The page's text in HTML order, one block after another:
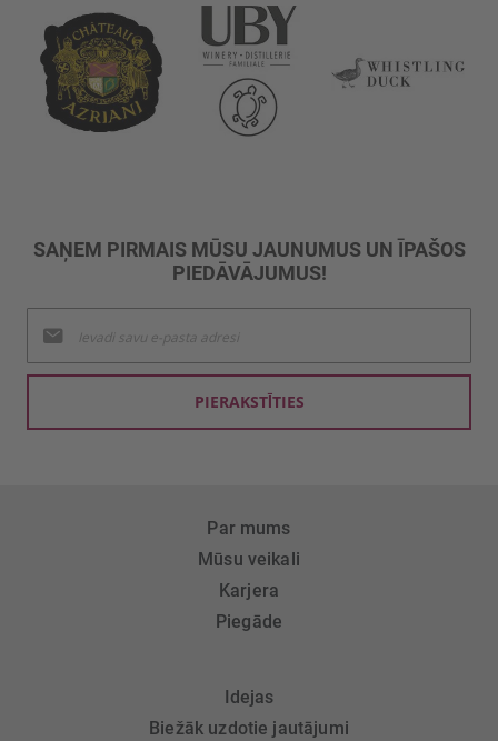
SAŅEM PIRMAIS MŪSU JAUNUMUS UN ĪPAŠOS
PIEDĀVĀJUMUS!
jaunumu
saņemšanai:
PIERAKSTĪTIES
Par mums
Mūsu veikali
Karjera
Piegāde
Idejas
Biežāk uzdotie jautājumi